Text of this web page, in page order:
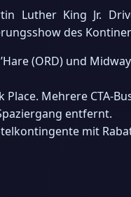
Luther King Jr.
des
(ORD) und
Mehrere CTA-
entfernt.
mit